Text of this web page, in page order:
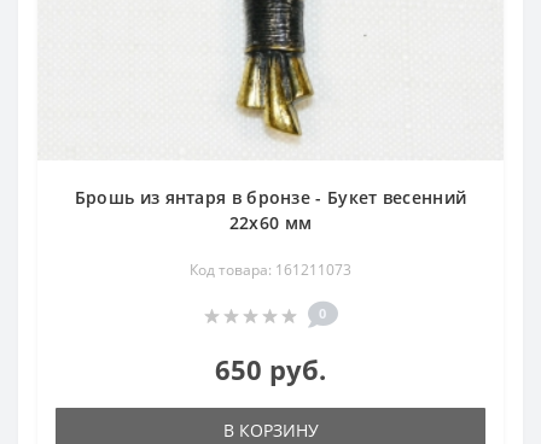
Брошь из янтаря в бронзе - Букет весенний
22х60 мм
Код товара: 161211073
0
650 руб.
В КОРЗИНУ